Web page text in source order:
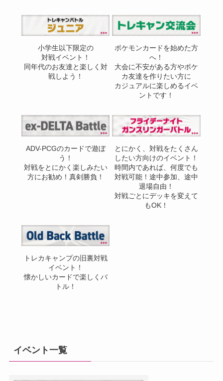
小学生以下限定の
対戦イベント！
同年代のお友達と楽しく対
戦しよう！
ポケモンカードを始めた方
へ！
大会に不安がある方やポケ
カ友達を作りたい方に
カジュアルに楽しめるイベ
ントです！
ADV-PCGのカードで遊ぼ
う！
対戦をとにかく楽しみたい
方にお勧め！真剣勝負！
とにかく、対戦をたくさん
したい方向けのイベント！
時間内であれば、何度でも
対戦可能！途中参加、途中
退場自由！
対戦ごとにデッキを変えて
もOK！
トレカキャンプの旧裏対戦
イベント！
懐かしいカードで楽しくバ
トル！
イベント一覧